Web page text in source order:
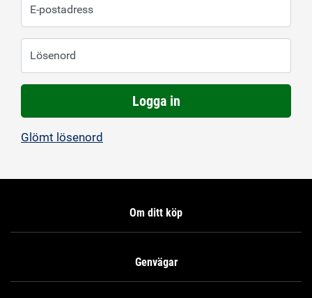
E-postadress
Lösenord
Logga in
Glömt lösenord
Om ditt köp
Genvägar